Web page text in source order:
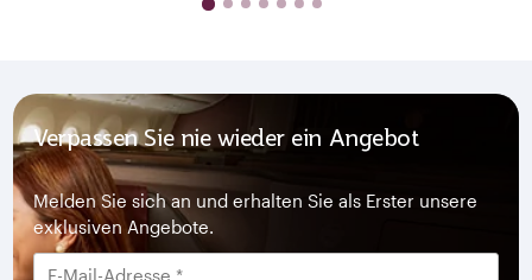
Verpassen Sie nie wieder ein Angebot
Melden Sie sich an und erhalten Sie als Erster unsere
exklusiven Angebote.